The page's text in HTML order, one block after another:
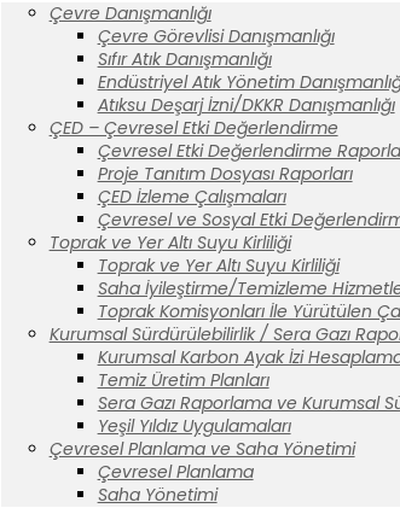
Çevre Danışmanlığı
Çevre Görevlisi Danışmanlığı
Sıfır Atık Danışmanlığı
Endüstriyel Atık Yönetim
Atıksu Deşarj İzni/DKKR Danışmanlığı
ÇED – Çevresel Etki Değerlendirme
Çevresel Etki Değerlendirme
Proje Tanıtım Dosyası Raporları
ÇED İzleme Çalışmaları
Çevresel ve Sosyal Etki
Toprak ve Yer Altı Suyu Kirliliği
Toprak ve Yer Altı Suyu Kirliliği
Saha İyileştirme/Temizleme
Toprak Komisyonları İle Yürütülen
Kurumsal Sürdürülebilirlik / Sera Gazı
Kurumsal Karbon Ayak İzi
Temiz Üretim Planları
Sera Gazı Raporlama ve Kurumsal
Yeşil Yıldız Uygulamaları
Çevresel Planlama ve Saha Yönetimi
Çevresel Planlama
Saha Yönetimi